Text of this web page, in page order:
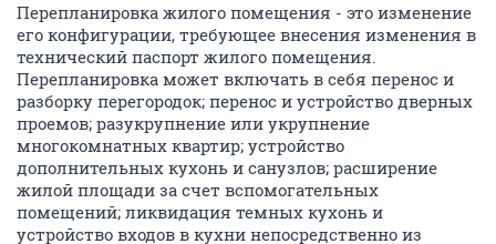
Перепланировка жилого помещения - это изменение
его конфигурации, требующее внесения изменения в
технический паспорт жилого помещения.
Перепланировка может включать в себя перенос и
разборку перегородок; перенос и устройство дверных
проемов; разукрупнение или укрупнение
многокомнатных квартир; устройство
дополнительных кухонь и санузлов; расширение
жилой площади за счет вспомогательных
помещений; ликвидация темных кухонь и
устройство входов в кухни непосредственно из